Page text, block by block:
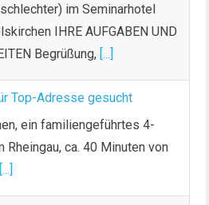
im Seminarhotel
IHRE AUFGABEN UND
Begrüßung, [...]
Top-Adresse gesucht
ein familiengeführtes 4-
ca. 40 Minuten von
[...]